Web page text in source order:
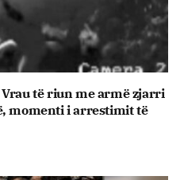
të riun me armë zjarri
momenti i arrestimit të